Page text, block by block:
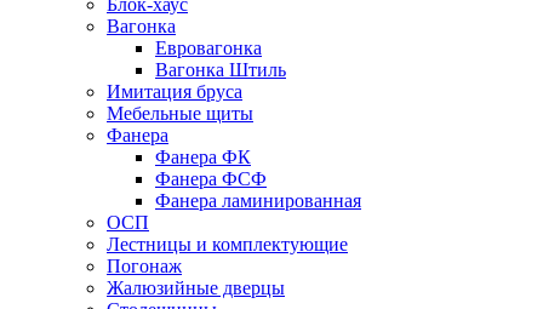
Блок-хаус
Вагонка
Евровагонка
Вагонка Штиль
Имитация бруса
Мебельные щиты
Фанера
Фанера ФК
Фанера ФСФ
Фанера ламинированная
ОСП
Лестницы и комплектующие
Погонаж
Жалюзийные дверцы